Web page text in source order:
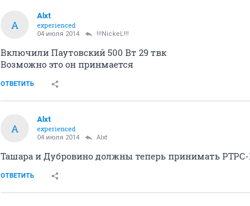
A
Alxt
experienced
04 июля 2014 !!!NickeL!!!
Включили Паутовский 500 Вт 29 твк
Возможно это он принмается
ОТВЕТИТЬ
A
Alxt
experienced
04 июля 2014 Alxt
Ташара и Дубровино должны теперь принимать РТРС-
ОТВЕТИТЬ